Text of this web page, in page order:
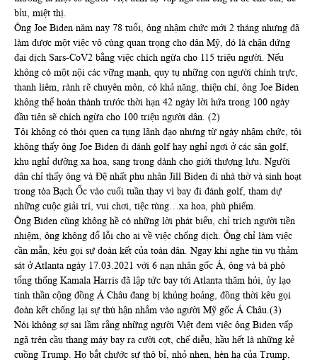
bỉu, miệt thị.
Ông Joe Biden năm nay 78 tuổi, ông nhậm chức mới 2 tháng nhưng đã
làm được một việc vô cùng quan trọng cho dân Mỹ, đó là chận đứng
đại dịch Sars-CoV2 bằng việc chích ngừa cho 115 triệu người. Nếu
không có một nội các vững mạnh, quy tụ những con người chính trực,
thanh liêm, rành rẽ chuyên môn, có khả năng, thiện chí, ông Joe Biden
không thể hoàn thành trước thời hạn 42 ngày lời hứa trong 100 ngày
đầu tiên sẽ chích ngừa cho 100 triệu người dân. (2)
Tôi không có thói quen ca tụng lãnh đạo nhưng từ ngày nhậm chức, tôi
không thấy ông Joe Biden đi đánh golf hay nghỉ ngơi ở các sân golf,
khu nghỉ dưỡng xa hoa, sang trọng dành cho giới thượng lưu. Người
dân chỉ thấy ông và Đệ nhất phu nhân Jill Biden đi nhà thờ và sinh hoạt
trong tòa Bạch Ốc vào cuối tuần thay vì bay đi đánh golf, tham dự
những cuộc giải trí, vui chơi, tiệc tùng…xa hoa, phù phiếm.
Ông Biden cũng không hề có những lời phát biểu, chỉ trích người tiền
nhiệm, ông không đổ lỗi cho ai về việc chống dịch. Ông chỉ làm việc
cần mẫn, kêu gọi sự đoàn kết của toàn dân. Ngay khi nghe tin vụ thảm
sát ở Atlanta ngày 17.03.2021 với 6 nạn nhân gốc Á, ông và bà phó
tổng thống Kamala Harris đã lập tức bay tới Atlanta thăm hỏi, ủy lạo
tinh thần cộng đồng Á Châu đang bị khủng hoảng, đồng thời kêu gọi
đoàn kết chống lại sự thù hận nhắm vào người Mỹ gốc Á Châu.(3)
Nói không sợ sai lầm rằng những người Việt đem việc ông Biden vấp
ngã trên cầu thang máy bay ra cười cợt, chế diễu, hầu hết là những kẻ
cuồng Trump. Họ bắt chước sự thô bỉ, nhỏ nhen, hèn hạ của Trump,